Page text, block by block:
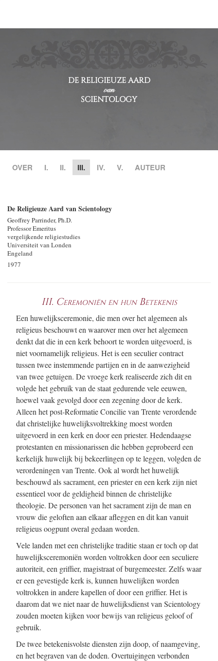
DE RELIGIEUZE AARD
van
SCIENTOLOGY
OVER I. II. III. IV. V. AUTEUR
De Religieuze Aard van Scientology
Geoffrey Parrinder, Ph.D.
Professor Emeritus
vergelijkende religiestudies
Universiteit van Londen
Engeland
1977
III. Ceremoniën en hun Betekenis
Een huwelijksceremonie, die men over het algemeen als
religieus beschouwt en waarover men over het algemeen
denkt dat die in een kerk behoort te worden uitgevoerd, is
niet voornamelijk religieus. Het is een seculier contract
tussen twee instemmende partijen en in de aanwezigheid
van twee getuigen. De vroege kerk realiseerde zich dit en
volgde het gebruik van de staat gedurende vele eeuwen,
hoewel vaak gevolgd door een zegening door de kerk.
Alleen het post-Reformatie Concilie van Trente verordende
dat christelijke huwelijksvoltrekking moest worden
uitgevoerd in een kerk en door een priester. Hedendaagse
protestanten en missionarissen die hebben geprobeerd een
kerkelijk huwelijk bij bekeerlingen op te leggen, volgden de
verordeningen van Trente. Ook al wordt het huwelijk
beschouwd als sacrament, een priester en een kerk zijn niet
essentieel voor de geldigheid binnen de christelijke
theologie. De personen van het sacrament zijn de man en
vrouw die geloften aan elkaar afleggen en dit kan vanuit
religieus oogpunt overal gedaan worden.
Vele landen met een christelijke traditie staan er toch op dat
huwelijksceremoniën worden voltrokken door een seculiere
autoriteit, een griffier, magistraat of burgemeester. Zelfs waar
er een gevestigde kerk is, kunnen huwelijken worden
voltrokken in andere kapellen of door een griffier. Het is
daarom dat we niet naar de huwelijksdienst van Scientology
zouden moeten kijken voor bewijs van religieus geloof of
gebruik.
De twee betekenisvolste diensten zijn doop, of naamgeving,
en het begraven van de doden. Overtuigingen verbonden